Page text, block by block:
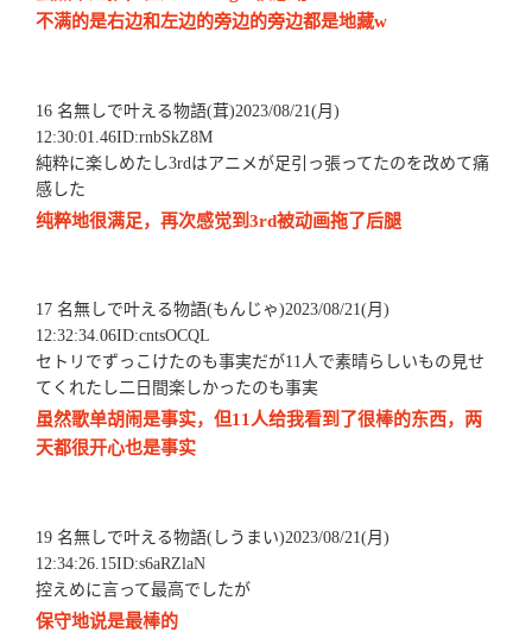
不满的是右边和左边的旁边的旁边都是地藏w
16 名無しで叶える物語(茸)2023/08/21(月)
12:30:01.46ID:rnbSkZ8M
純粋に楽しめたし3rdはアニメが足引っ張ってたのを改めて痛
感した
纯粹地很满足，再次感觉到3rd被动画拖了后腿
17 名無しで叶える物語(もんじゃ)2023/08/21(月)
12:32:34.06ID:cntsOCQL
セトリでずっこけたのも事実だが11人で素晴らしいもの見せ
てくれたし二日間楽しかったのも事実
虽然歌单胡闹是事实，但11人给我看到了很棒的东西，两
天都很开心也是事实
19 名無しで叶える物語(しうまい)2023/08/21(月)
12:34:26.15ID:s6aRZlaN
控えめに言って最高でしたが
保守地说是最棒的